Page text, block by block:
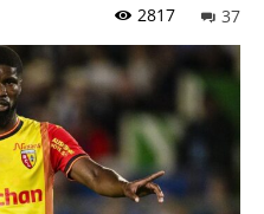
37
2817